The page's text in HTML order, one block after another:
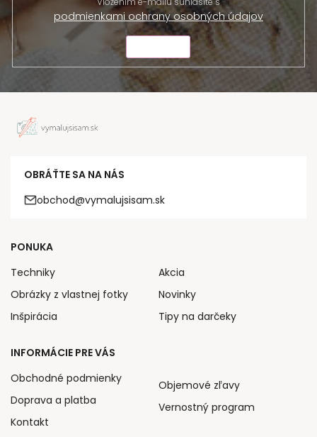
podmienkami ochrany osobných údajov
OBRÁŤTE SA NA NÁS
obchod@vymalujsisam.sk
PONUKA
Techniky
Obrázky z vlastnej fotky
Inšpirácia
Akcia
Novinky
Tipy na darčeky
INFORMÁCIE PRE VÁS
Obchodné podmienky
Doprava a platba
Kontakt
Objemové zľavy
Vernostný program